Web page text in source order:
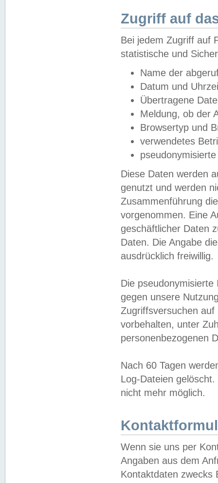
Zugriff auf
Bei jedem Zugriff auf
statistische und
Name der
Datum und
Übertragene
Meldung, ob der
Browsertyp und
verwendetes
Diese Daten werden
genutzt und werden
Zusammenführung
vorgenommen. Eine
geschäftlicher Daten
Daten. Die Angabe
ausdrücklich freiwillig.
Die
gegen unsere
Zugriffsversuchen
vorbehalten, unter
personenbezogenen
Nach 60 Tagen
Log-Dateien
nicht mehr möglich.
Wenn sie uns per
Angaben aus dem
Kontaktdaten zwecks